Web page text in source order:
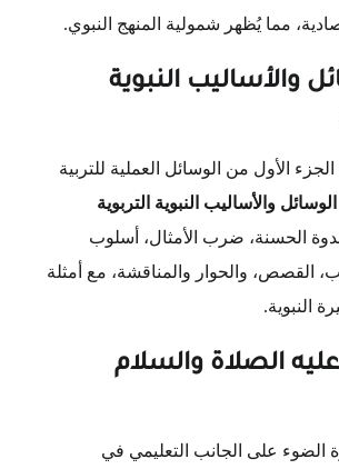
مما يُظهر شمولية المنهج النبوي.
والأساليب النبوية
الأول من الوسائل العملية للتربية
الوسائل والأساليب النبوية التربوية
الحسنة، ضرب الأمثال، أسلوب
القصص، والحوار والمناقشة، مع أمثلة
النبوية.
الصلاة والسلام
الضوء على الجانب التعليمي في